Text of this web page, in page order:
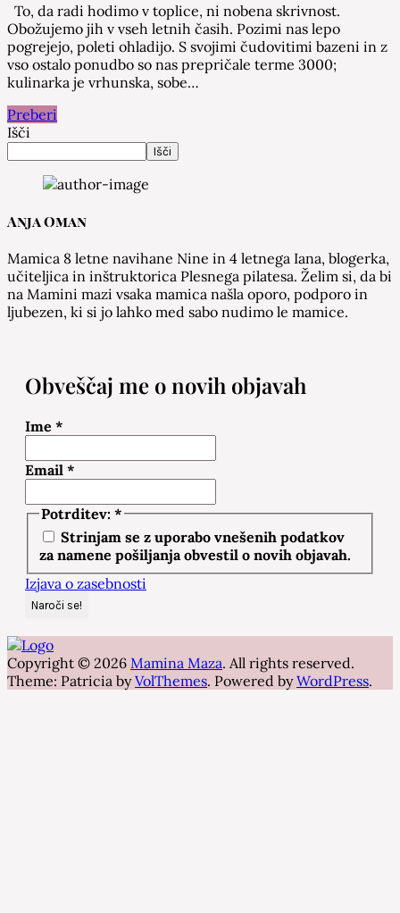
To, da radi hodimo v toplice, ni nobena skrivnost.
Obožujemo jih v vseh letnih časih. Pozimi nas lepo
pogrejejo, poleti ohladijo. S svojimi čudovitimi bazeni in z
vso ostalo ponudbo so nas prepričale terme 3000;
kulinarka je vrhunska, sobe…
Preberi
Išči
Išči
Anja Oman
Mamica 8 letne navihane Nine in 4 letnega Iana, blogerka,
učiteljica in inštruktorica Plesnega pilatesa. Želim si, da bi
na Mamini mazi vsaka mamica našla oporo, podporo in
ljubezen, ki si jo lahko med sabo nudimo le mamice.
Obveščaj me o novih objavah
Ime *
Email *
Potrditev: *
Strinjam se z uporabo vnešenih podatkov
za namene pošiljanja obvestil o novih objavah.
Izjava o zasebnosti
Copyright © 2026 Mamina Maza. All rights reserved.
Theme: Patricia byVolThemes. Powered byWordPress.